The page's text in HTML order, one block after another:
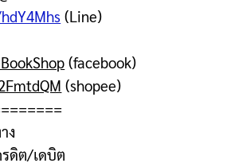
(Line)
(facebook)
(shopee)
ง
ดิต/เดบิต